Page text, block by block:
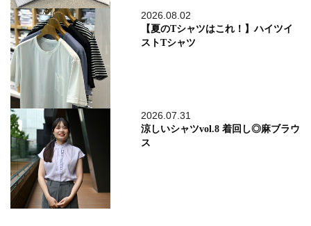
2026.08.02
【夏のTシャツはこれ！】ハイツイ
ストTシャツ
2026.07.31
涼しいシャツvol.8 着回し◎麻ブラウ
ス